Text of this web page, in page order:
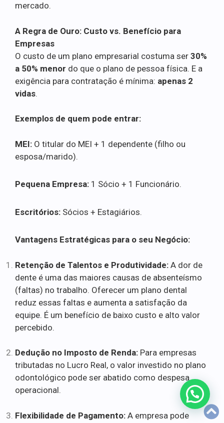
mercado.
A Regra de Ouro: Custo vs. Benefício para
Empresas
O custo de um plano empresarial costuma ser 30%
a 50% menor do que o plano de pessoa física. E a
exigência para contratação é mínima: apenas 2
vidas.
Exemplos de quem pode entrar:
MEI: O titular do MEI + 1 dependente (filho ou
esposa/marido).
Pequena Empresa: 1 Sócio + 1 Funcionário.
Escritórios: Sócios + Estagiários.
Vantagens Estratégicas para o seu Negócio:
Retenção de Talentos e Produtividade: A dor de
dente é uma das maiores causas de absenteísmo
(faltas) no trabalho. Oferecer um plano dental
reduz essas faltas e aumenta a satisfação da
equipe. É um benefício de baixo custo e alto valor
percebido.
Dedução no Imposto de Renda: Para empresas
tributadas no Lucro Real, o valor investido no plano
odontológico pode ser abatido como despesa
operacional.
Flexibilidade de Pagamento: A empresa pode